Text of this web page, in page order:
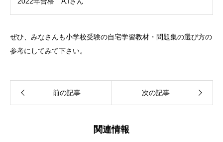
ぜひ、みなさんも小学校受験の自宅学習教材・問題集の選び方の
参考にしてみて下さい。
前の記事 次の記事
関連情報